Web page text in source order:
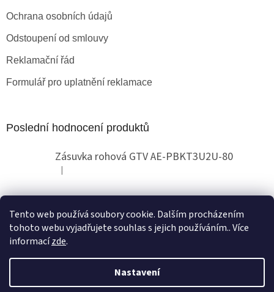
Tento web používá soubory cookie. Dalším procházením
tohoto webu vyjadřujete souhlas s jejich používáním.. Více
informacízde.
Nastavení
Ochrana osobních údajů
Odstoupení od smlouvy
Reklamační řád
Formulář pro uplatnění reklamace
Poslední hodnocení produktů
Zásuvka rohová GTV AE-PBKT3U2U-80
Hodnocení produktu je 2 z 5 hvězdiček.
|
Obchodní pokyny
Vytvořil Shoptet